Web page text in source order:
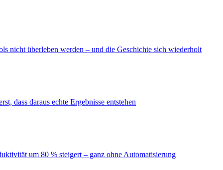
nicht überleben werden – und die Geschichte sich wiederholt
dass daraus echte Ergebnisse entstehen
um 80 % steigert – ganz ohne Automatisierung